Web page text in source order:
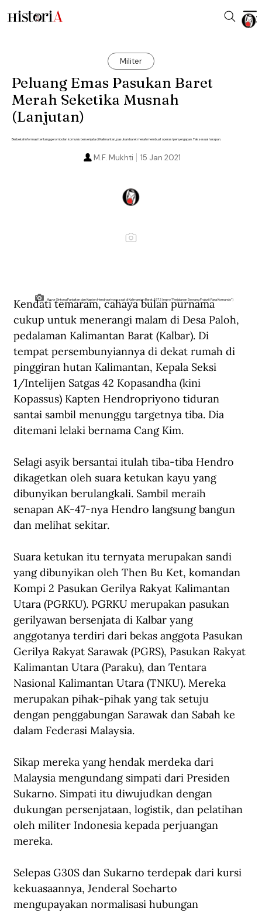
Militer
Peluang Emas Pasukan Baret
Merah Seketika Musnah
(Lanjutan)
Berbekal informasi tentang gerombolan komunis bersenjata di Kalimantan, pasukan baret merah membuat operasi penyergapan. Tak sesuai harapan.
15 Jan 2021
M.F. Mukhti
Mayor Sintong Panjaitan dan Kapten Hendropriyono saat di Kalimantan Barat, 1972 (repro "Perjalanan Seorang Prajurit Para Komando")
Kendati temaram, cahaya bulan purnama
cukup untuk menerangi malam di Desa Paloh,
pedalaman Kalimantan Barat (Kalbar). Di
tempat persembunyiannya di dekat rumah di
pinggiran hutan Kalimantan, Kepala Seksi
1/Intelijen Satgas 42 Kopasandha (kini
Kopassus) Kapten Hendropriyono tiduran
santai sambil menunggu targetnya tiba. Dia
ditemani lelaki bernama Cang Kim.
Selagi asyik bersantai itulah tiba-tiba Hendro
dikagetkan oleh suara ketukan kayu yang
dibunyikan berulangkali. Sambil meraih
senapan AK-47-nya Hendro langsung bangun
dan melihat sekitar.
Suara ketukan itu ternyata merupakan sandi
yang dibunyikan oleh Then Bu Ket, komandan
Kompi 2 Pasukan Gerilya Rakyat Kalimantan
Utara (PGRKU). PGRKU merupakan pasukan
gerilyawan bersenjata di Kalbar yang
anggotanya terdiri dari bekas anggota Pasukan
Gerilya Rakyat Sarawak (PGRS), Pasukan Rakyat
Kalimantan Utara (Paraku), dan Tentara
Nasional Kalimantan Utara (TNKU). Mereka
merupakan pihak-pihak yang tak setuju
dengan penggabungan Sarawak dan Sabah ke
dalam Federasi Malaysia.
Sikap mereka yang hendak merdeka dari
Malaysia mengundang simpati dari Presiden
Sukarno. Simpati itu diwujudkan dengan
dukungan persenjataan, logistik, dan pelatihan
oleh militer Indonesia kepada perjuangan
mereka.
Selepas G30S dan Sukarno terdepak dari kursi
kekuasaannya, Jenderal Soeharto
mengupayakan normalisasi hubungan